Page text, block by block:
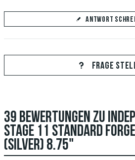
ANTWORT
Beantworte hier die Frage von Nils
ANTWORT
FRAGE
39 BEWERTUNGEN ZU
STAGE 11 STANDARD
(SILVER) 8.75"